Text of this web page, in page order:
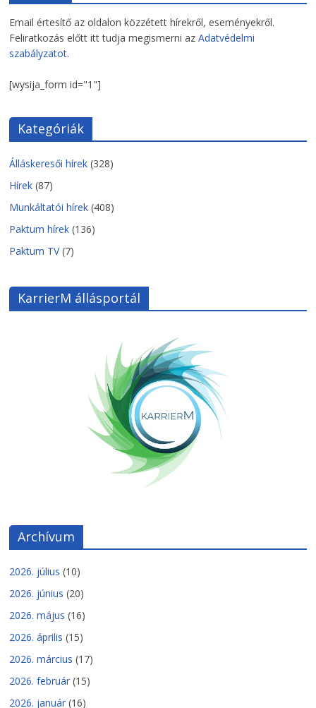
Email értesítő az oldalon közzétett hírekről, eseményekről.
Feliratkozás előtt itt tudja megismerni azAdatvédelmi
szabályzatot.
[wysija_form id="1"]
Kategóriák
Álláskeresői hírek (328)
Hírek (87)
Munkáltatói hírek (408)
Paktum hírek (136)
Paktum TV(7)
KarrierM állásportál
Archívum
2026. július (10)
2026. június (20)
2026. május (16)
2026. április (15)
2026. március (17)
2026. február (15)
2026. január (16)